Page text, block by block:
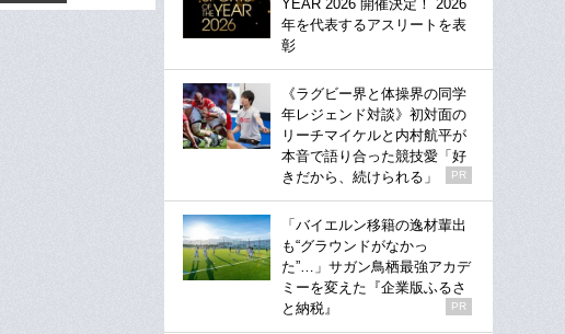
YEAR 2026 開催決定！ 2026
年を代表するアスリートを表
彰
《ラグビー界と体操界の同学
年レジェンド対談》初対面の
リーチマイケルと内村航平が
本音で語り合った競技愛「好
きだから、続けられる」
PR
「バイエルン移籍の逸材輩出
も“グラウンドがなかっ
た”…」サガン鳥栖最強アカデ
ミーを変えた『企業版ふるさ
と納税』
PR